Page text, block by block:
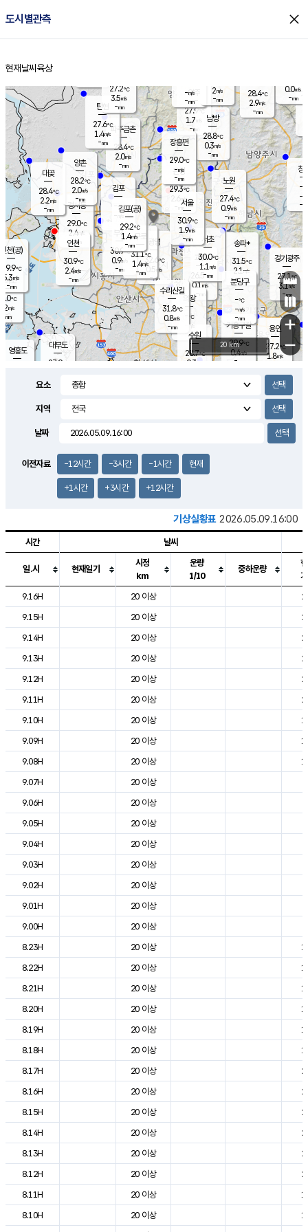
도시별관측 close
홈
현재날씨 육상
의도
℃
m/s
mm
영흥도
양주
27.9℃
1.7
-mm
과천
26.5℃
0.1m/s
- mm
용인
27.2℃
1.8m/s
경기광주
27.1℃
3.1m/s
-mm
1.8m/s
대부도
27.9
경서동
29.0℃
2.4 m/s
-mm
파주금촌
28.4℃
2.0m/s
-mm
28.4℃
2.9m/s
-mm
대곶
28.4℃
2.2m/s
-mm
창
-
-m/
-
탄현
27.6℃
1.4m/s
-mm
0.0m/s
-mm
의왕
- ℃
m/s
mm
김포
- ℃
-m/s
mm
광명
32.6 ℃
0.5 m/s
-mm
부천
30.9℃
0.9m/s
-mm
양촌
28.2℃
2.0m/s
-mm
구로
31.1℃
1.4m/s
-mm
은평
29.3℃
2.6 m/s
- mm
노원
27.4℃
0.9m/s
-mm
송파*
31.5℃
2.1 m/s
-mm
서초
30.0℃
1.1 m/s
-mm
남방
28.8℃
0.3m/s
-mm
기흥구갈
29.9℃
0.4m/s
-
수리산길
31.8℃
0.8m/s
-mm
분당구
-℃
-m/s
-mm
장흥면
29.0℃
-m/s
-mm
-m/s
-mm
인천(공)
29.9℃
5.3m/s
-mm
김포(공)
29.2℃
1.4m/s
-mm
수원
28.7℃
0.3 m/s
인천
30.9℃
2.4m/s
-mm
서울
30.9℃
1.9m/s
-mm
27.2℃
3.5m/s
-mm
2m/s
-mm
+
−
20 km
요소
지역
날짜
이전자료 -12시간 -3시간 -1시간 현재
+1시간 +3시간 +12시간
기상실황표 2026.05.09.16:00
도시별 기상실황표로 지점, 날씨, 기온, 강수, 바람, 기압등을 안내한 표입
시간 날씨
일.시 현재일기
시정
km
운량
1/10
중하운량
9.16H
20 이상
9.15H
20 이상
9.14H
20 이상
9.13H
20 이상
9.12H
20 이상
9.11H
20 이상
9.10H
20 이상
9.09H
20 이상
9.08H
20 이상
9.07H
20 이상
9.06H
20 이상
9.05H
20 이상
9.04H
20 이상
9.03H
20 이상
9.02H
20 이상
9.01H
20 이상
9.00H
20 이상
8.23H
20 이상
8.22H
20 이상
8.21H
20 이상
8.20H
20 이상
8.19H
20 이상
8.18H
20 이상
8.17H
20 이상
8.16H
20 이상
8.15H
20 이상
8.14H
20 이상
8.13H
20 이상
8.12H
20 이상
8.11H
20 이상
8.10H
20 이상